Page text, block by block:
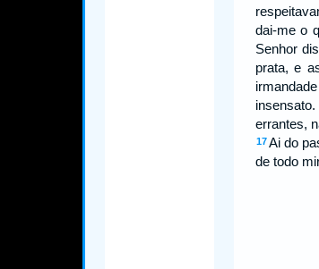
dai-me o
Senhor
prata, e
errantes,
17 Ai do
de todo